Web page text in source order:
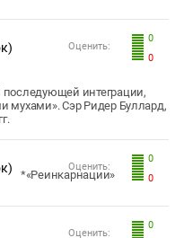
0
0
Оценить:
последующей интеграции,
мухами». Сэр Ридер Буллард,
0
0
Оценить:
*«Реинкарнации»
0
Оценить: